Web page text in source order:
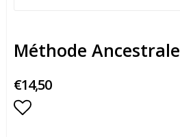
Méthode
€14,50